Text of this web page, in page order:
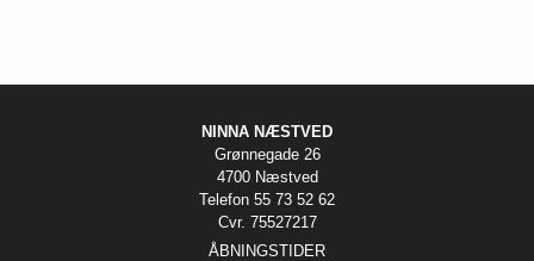
NINNA NÆSTVED
Grønnegade 26
4700 Næstved
Telefon 55 73 52 62
Cvr. 75527217
ÅBNINGSTIDER